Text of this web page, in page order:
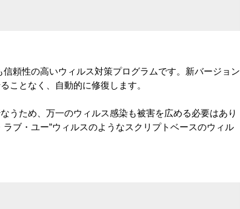
頼性の高いウィルス対策プログラムです。新バージョン
ことなく、自動的に修復します。
うため、万一のウィルス感染も被害を広める必要はあり
ブ・ユー”ウィルスのようなスクリプトベースのウィル